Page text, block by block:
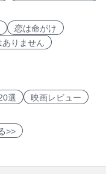
恋は命がけ
りません
選
映画レビュー
>>